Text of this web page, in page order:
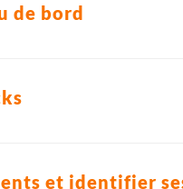
de bord
et identifier